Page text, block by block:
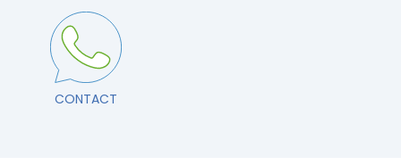
CONTACT